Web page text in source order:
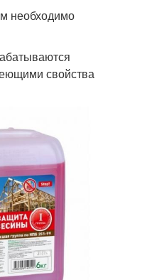
необходимо
свойства